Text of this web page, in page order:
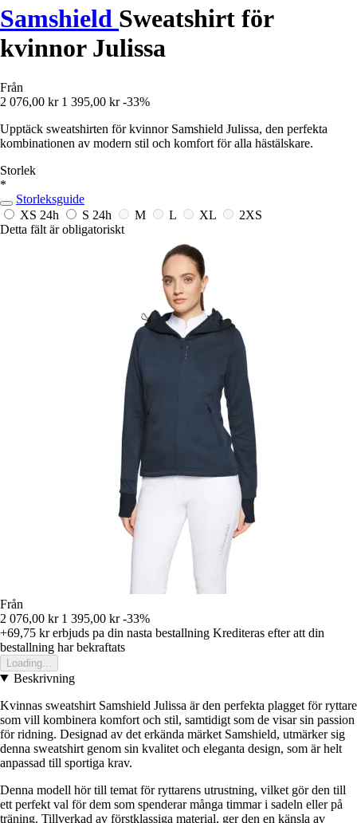
Samshield Sweatshirt för
kvinnor Julissa
Från
2 076,00 kr 1 395,00 kr -33%
Upptäck sweatshirten för kvinnor Samshield Julissa, den perfekta
kombinationen av modern stil och komfort för alla hästälskare.
Storlek
*
Storleksguide
XS 24h S 24h M L XL
2XS
Detta fält är obligatoriskt
Från
2 076,00 kr 1 395,00 kr -33%
+69,75 krerbjuds pa din nasta bestallning Krediteras efter att din
bestallning har bekraftats
Loading...
Beskrivning
Kvinnas sweatshirt Samshield Julissa är den perfekta plagget för ryttare
som vill kombinera komfort och stil, samtidigt som de visar sin passion
för ridning. Designad av det erkända märket Samshield, utmärker sig
denna sweatshirt genom sin kvalitet och eleganta design, som är helt
anpassad till sportiga krav.
Denna modell hör till temat för ryttarens utrustning, vilket gör den till
ett perfekt val för dem som spenderar många timmar i sadeln eller på
träning. Tillverkad av förstklassiga material, ger den en känsla av